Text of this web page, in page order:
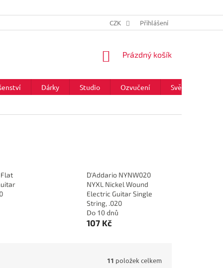
CZK Přihlášení
NÁKUPNÍ
Prázdný košík
Dárky Studio Ozvučení Světla
Flat
D'Addario NYNW020
NYXL Nickel Wound
Electric Guitar Single
String, .020
Do 10 dnů
107 Kč
11 položek celkem